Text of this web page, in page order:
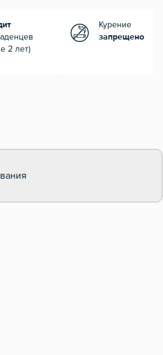
2 лет)
Курение
запрещено